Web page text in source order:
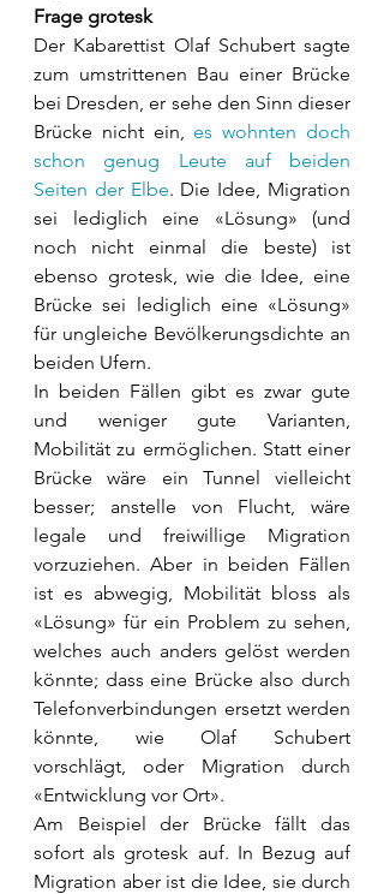
Frage grotesk
Der Kabarettist Olaf Schubert sagte
zum umstrittenen Bau einer Brücke
bei Dresden, er sehe den Sinn dieser
Brücke nicht ein, es wohnten doch
schon genug Leute auf beiden
Seiten der Elbe. Die Idee, Migration
sei lediglich eine «Lösung» (und
noch nicht einmal die beste) ist
ebenso grotesk, wie die Idee, eine
Brücke sei lediglich eine «Lösung»
für ungleiche Bevölkerungsdichte an
beiden Ufern.
In beiden Fällen gibt es zwar gute
und weniger gute Varianten,
Mobilität zu ermöglichen. Statt einer
Brücke wäre ein Tunnel vielleicht
besser; anstelle von Flucht, wäre
legale und freiwillige Migration
vorzuziehen. Aber in beiden Fällen
ist es abwegig, Mobilität bloss als
«Lösung» für ein Problem zu sehen,
welches auch anders gelöst werden
könnte; dass eine Brücke also durch
Telefonverbindungen ersetzt werden
könnte, wie Olaf Schubert
vorschlägt, oder Migration durch
«Entwicklung vor Ort».
Am Beispiel der Brücke fällt das
sofort als grotesk auf. In Bezug auf
Migration aber ist die Idee, sie durch